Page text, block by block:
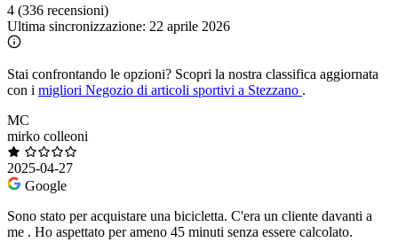
4 (336 recensioni)
Ultima sincronizzazione: 22 aprile 2026
Stai confrontando le opzioni? Scopri la nostra classifica aggiornata
con i migliori Negozio di articoli sportivi a Stezzano .
MC
mirko colleoni
2025-04-27
Google
Sono stato per acquistare una bicicletta. C'era un cliente davanti a
me . Ho aspettato per ameno 45 minuti senza essere calcolato.